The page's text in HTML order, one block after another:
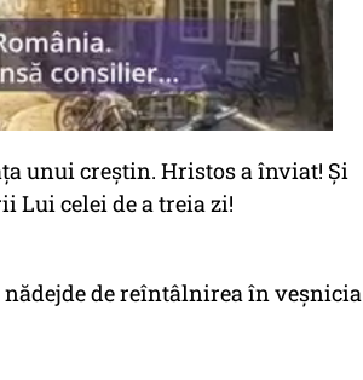
unui creștin. Hristos a înviat! Și
Lui celei de a treia zi!
de reîntâlnirea în veșnicia